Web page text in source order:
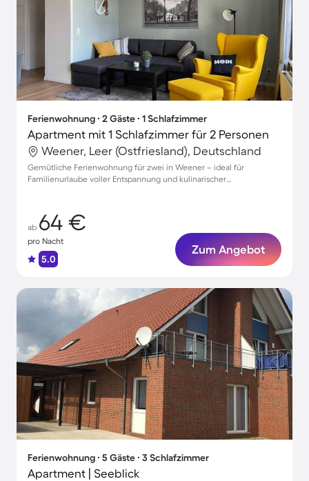
Ferienwohnung ∙ 2 Gäste ∙ 1 Schlafzimmer
Apartment mit 1 Schlafzimmer für 2 Personen
Weener, Leer (Ostfriesland), Deutschland
Gemütliche Ferienwohnung für zwei in Weener – ideal für
Familienurlaube voller Entspannung und kulinarischer
ab 64 €
pro Nacht
5.0
Zum Angebot
Ferienwohnung ∙ 5 Gäste ∙ 3 Schlafzimmer
Apartment | Seeblick